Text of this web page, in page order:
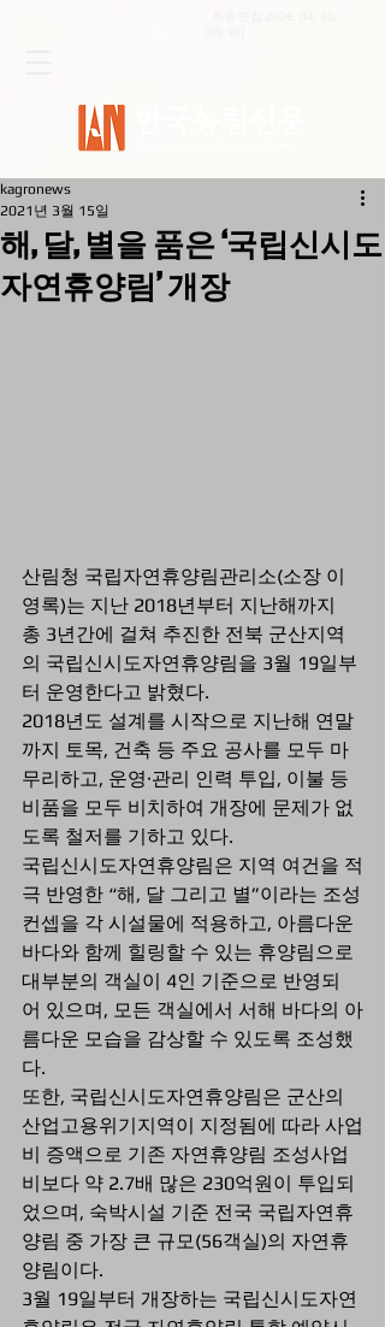
해, 달, 별을 품은 ‘국립신시도
자연휴양림’ 개장
kagronews
2021년 3월 15일
산림청 국립자연휴양림관리소(소장 이
영록)는 지난 2018년부터 지난해까지
총 3년간에 걸쳐 추진한 전북 군산지역
의 국립신시도자연휴양림을 3월 19일부
터 운영한다고 밝혔다.
2018년도 설계를 시작으로 지난해 연말
까지 토목, 건축 등 주요 공사를 모두 마
무리하고, 운영·관리 인력 투입, 이불 등
비품을 모두 비치하여 개장에 문제가 없
도록 철저를 기하고 있다.
국립신시도자연휴양림은 지역 여건을 적
극 반영한 “해, 달 그리고 별”이라는 조성
컨셉을 각 시설물에 적용하고, 아름다운
바다와 함께 힐링할 수 있는 휴양림으로
대부분의 객실이 4인 기준으로 반영되
어 있으며, 모든 객실에서 서해 바다의 아
름다운 모습을 감상할 수 있도록 조성했
다.
또한, 국립신시도자연휴양림은 군산의
산업고용위기지역이 지정됨에 따라 사업
비 증액으로 기존 자연휴양림 조성사업
비보다 약 2.7배 많은 230억원이 투입되
었으며, 숙박시설 기준 전국 국립자연휴
양림 중 가장 큰 규모(56객실)의 자연휴
양림이다.
3월 19일부터 개장하는 국립신시도자연